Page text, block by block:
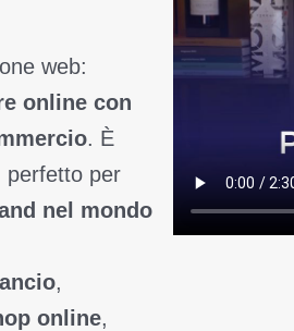
web:
online con
. È
perfetto per
nel mondo
,
online,